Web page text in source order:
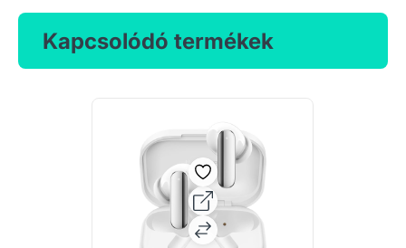
Kapcsolódó termékek